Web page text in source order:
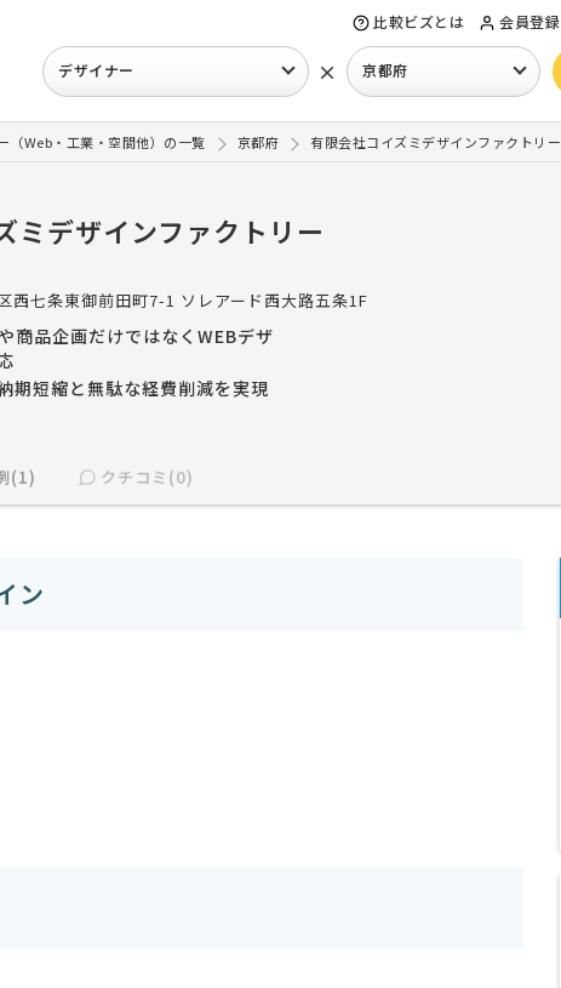
比較ビズとは 会員登録
デザイナー × 京都府
（Web・工業・空間他）の一覧 京都府 有限会社コイズミデザインファクトリー
ミデザインファクトリー
西七条東御前田町7-1 ソレアード西大路五条1F
商品企画だけではなくWEBデザ
期短縮と無駄な経費削減を実現
(1) クチコミ(0)
ン